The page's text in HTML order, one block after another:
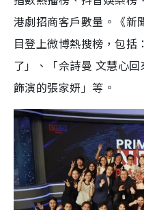
港劇招商客戶數量。《新
目登上微博熱搜榜，包括
了」、「佘詩曼 文慧心
飾演的張家妍」等。